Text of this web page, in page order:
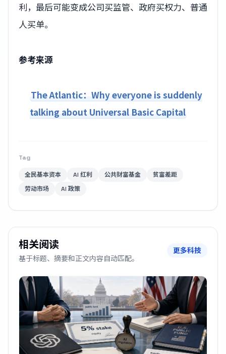
利，最后可能变成公司买监管、政府买权力、普通
人买单。
参考来源
The Atlantic：Why everyone is suddenly
talking about Universal Basic Capital
Tag
全民基本资本 AI 红利 公共财富基金
贫富差距
劳动市场
AI 政策
相关阅读
基于标题、摘要和正文内容自动匹配。
更多科技